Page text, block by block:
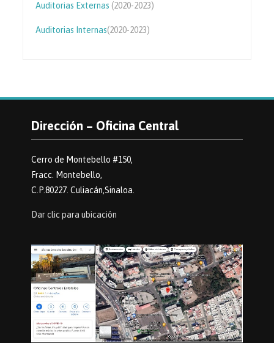
Auditorias Externas (2020-2023)
Auditorias Internas(2020-2023)
Dirección – Oficina Central
Cerro de Montebello #150,
Fracc. Montebello,
C.P.80227. Culiacán,Sinaloa.
Dar clic para ubicación